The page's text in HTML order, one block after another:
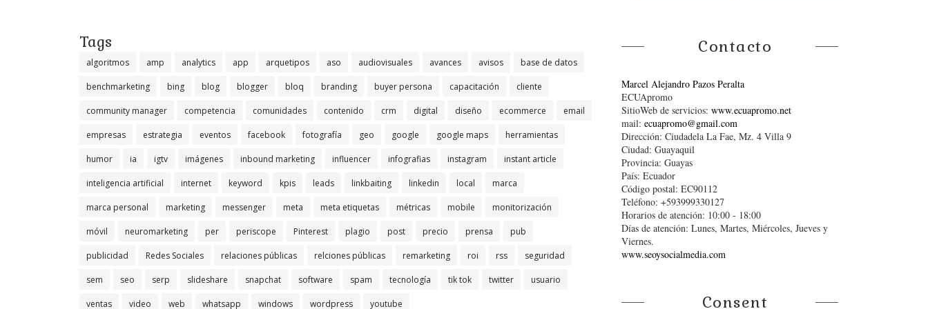
Tags
algoritmos amp analytics app arquetipos aso audiovisuales avances avisos base de datos
benchmarketing bing blog blogger bloq branding buyer persona capacitación cliente
community manager competencia comunidades contenido crm digital diseño ecommerce email
empresas estrategia eventos facebook fotografía geo google google maps herramientas
humor ia igtv imágenes inbound marketing influencer infografias instagram instant article
inteligencia artificial internet keyword kpis leads linkbaiting linkedin local marca
marca personal marketing messenger meta meta etiquetas métricas mobile monitorización
móvil neuromarketing per periscope Pinterest plagio post precio prensa pub
publicidad Redes Sociales relaciones públicas relciones públicas remarketing roi rss seguridad
sem seo serp slideshare snapchat software spam tecnología tik tok twitter usuario
ventas video web whatsapp windows wordpress youtube
Contacto
Marcel Alejandro Pazos Peralta
ECUApromo
SitioWeb de servicios: www.ecuapromo.net
mail: ecuapromo@gmail.com
Dirección: Ciudadela La Fae, Mz. 4 Villa 9
Ciudad: Guayaquil
Provincia: Guayas
País: Ecuador
Código postal: EC90112
Teléfono: +593999330127
Horarios de atención: 10:00 - 18:00
Días de atención: Lunes, Martes, Miércoles, Jueves y
Viernes.
www.seoysocialmedia.com
Consent